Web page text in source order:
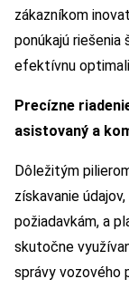
zákazníkom
ponúkajú riešenia
efektívnu
Precízne
asistovaný a
Dôležitým
získavanie
požiadavkám, a
skutočne
správy vozového